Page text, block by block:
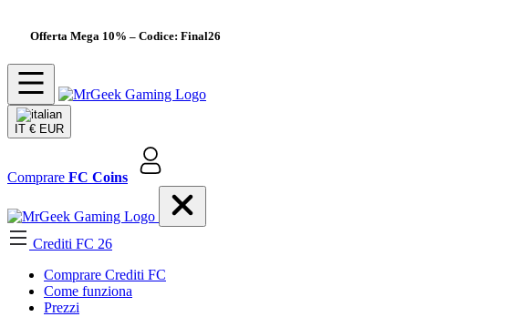
Offerta Mega 10% – Codice: Final26
IT € EUR
Comprare FC Coins
Crediti FC 26
Comprare Crediti FC
Come funziona
Prezzi